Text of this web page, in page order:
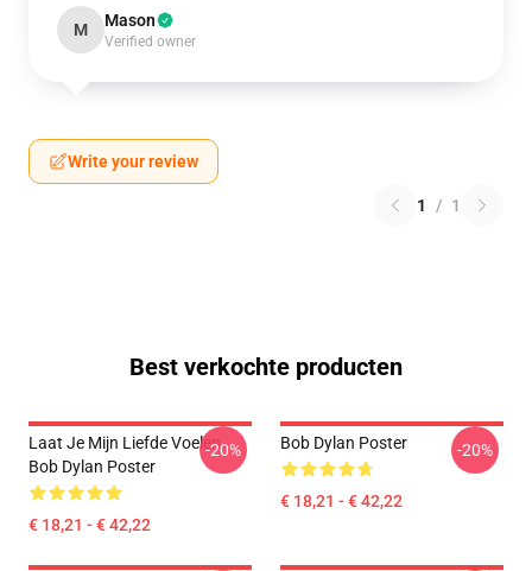
M Mason
Verified owner
Write your review
1 / 1
Best verkochte producten
Laat Je Mijn Liefde Voelen.
Bob Dylan Poster
€ 18,21 - € 42,22
-20% Bob Dylan Poster
€ 18,21 - € 42,22
-20%